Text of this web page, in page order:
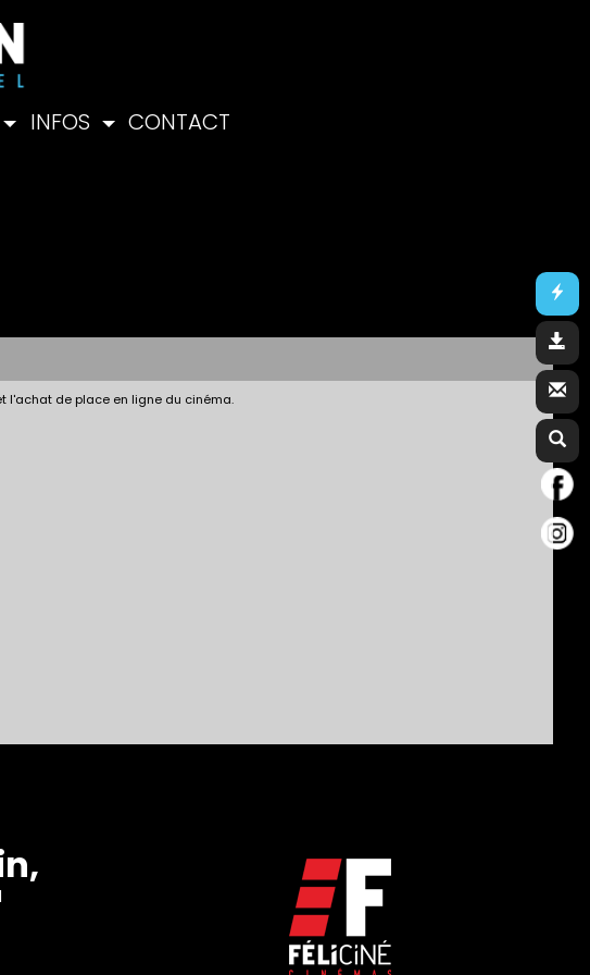
INFOS CONTACT
l'achat de place en ligne du cinéma.